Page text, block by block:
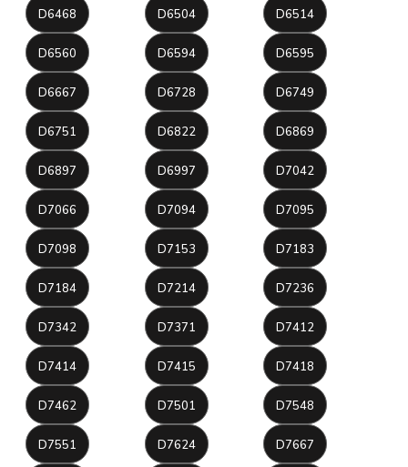
D6468 D6504 D6514
D6560 D6594 D6595
D6667 D6728 D6749
D6751 D6822 D6869
D6897 D6997 D7042
D7066 D7094 D7095
D7098 D7153 D7183
D7184 D7214 D7236
D7342 D7371 D7412
D7414 D7415 D7418
D7462 D7501 D7548
D7551 D7624 D7667